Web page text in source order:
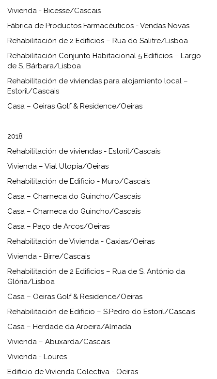
Vivienda - Bicesse/Cascais
Fábrica de Productos Farmacéuticos - Vendas Novas
Rehabilitación de 2 Edificios – Rua do Salitre/Lisboa
Rehabilitación Conjunto Habitacional 5 Edificios – Largo
de S. Bárbara/Lisboa
Rehabilitación de viviendas para alojamiento local –
Estoril/Cascais
Casa – Oeiras Golf & Residence/Oeiras
2018
Rehabilitación de viviendas - Estoril/Cascais
Vivienda – Vial Utopía/Oeiras
Rehabilitación de Edificio - Muro/Cascais
Casa – Charneca do Guincho/Cascais
Casa – Charneca do Guincho/Cascais
Casa – Paço de Arcos/Oeiras
Rehabilitación de Vivienda - Caxias/Oeiras
Vivienda - Birre/Cascais
Rehabilitación de 2 Edificios – Rua de S. António da
Glória/Lisboa
Casa – Oeiras Golf & Residence/Oeiras
Rehabilitación de Edificio – S.Pedro do Estoril/Cascais
Casa – Herdade da Aroeira/Almada
Vivienda – Abuxarda/Cascais
Vivienda - Loures
Edificio de Vivienda Colectiva - Oeiras